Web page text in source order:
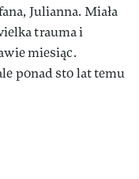
Julianna. Miała
trauma i
miesiąc.
ponad sto lat temu